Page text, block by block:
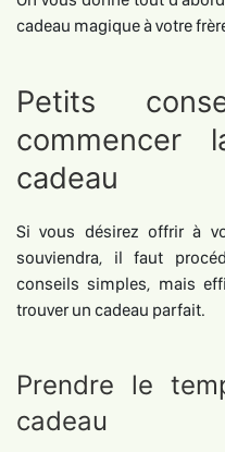
cadeau magique à votre
Petits
commencer
cadeau
Si vous désirez offrir à
souviendra, il faut
conseils simples, mais
trouver un cadeau parfait.
Prendre le
cadeau